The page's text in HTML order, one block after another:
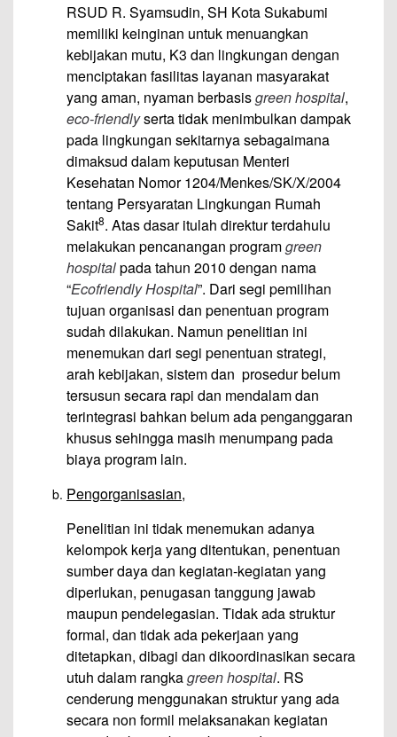
RSUD R. Syamsudin, SH Kota Sukabumi
memiliki keinginan untuk menuangkan
kebijakan mutu, K3 dan lingkungan dengan
menciptakan fasilitas layanan masyarakat
yang aman, nyaman berbasisgreen hospital,
eco-friendlyserta tidak menimbulkan dampak
pada lingkungan sekitarnya sebagaimana
dimaksud dalam keputusan Menteri
Kesehatan Nomor 1204/Menkes/SK/X/2004
tentang Persyaratan Lingkungan Rumah
Sakit8. Atas dasar itulah direktur terdahulu
melakukan pencanangan programgreen
hospitalpada tahun 2010 dengan nama
“Ecofriendly Hospital”. Dari segi pemilihan
tujuan organisasi dan penentuan program
sudah dilakukan. Namun penelitian ini
menemukan dari segi penentuan strategi,
arah kebijakan, sistem dan prosedur belum
tersusun secara rapi dan mendalam dan
terintegrasi bahkan belum ada penganggaran
khusus sehingga masih menumpang pada
biaya program lain.
Pengorganisasian,
Penelitian ini tidak menemukan adanya
kelompok kerja yang ditentukan, penentuan
sumber daya dan kegiatan-kegiatan yang
diperlukan, penugasan tanggung jawab
maupun pendelegasian. Tidak ada struktur
formal, dan tidak ada pekerjaan yang
ditetapkan, dibagi dan dikoordinasikan secara
utuh dalam rangkagreen hospital. RS
cenderung menggunakan struktur yang ada
secara non formil melaksanakan kegiatan